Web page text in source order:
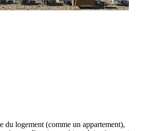
du logement (comme un appartement),